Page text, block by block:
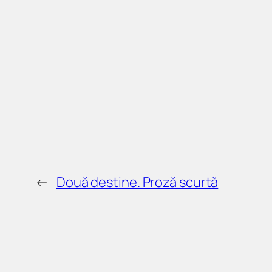
← Două destine. Proză scurtă